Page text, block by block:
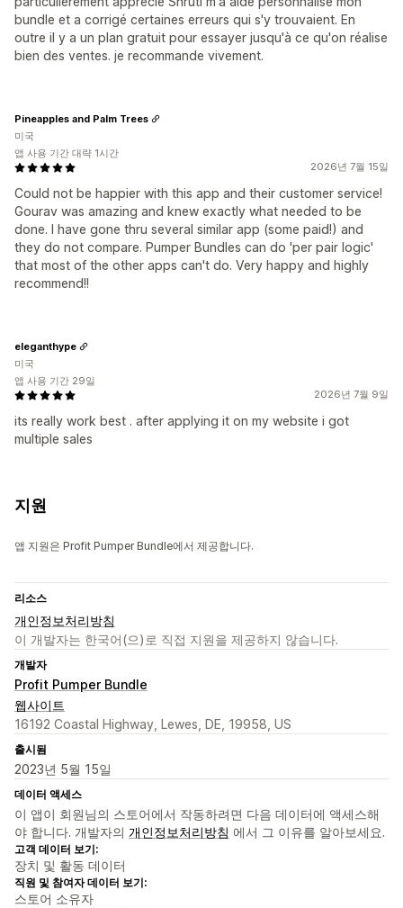
bundle et a corrigé certaines erreurs qui s'y trouvaient. En
outre il y a un plan gratuit pour essayer jusqu'à ce qu'on réalise
bien des ventes. je recommande vivement.
2026년 7월 15일
Could not be happier with this app and their customer service!
Gourav was amazing and knew exactly what needed to be
done. I have gone thru several similar app (some paid!) and
they do not compare. Pumper Bundles can do 'per pair logic'
that most of the other apps can't do. Very happy and highly
recommend!!
Pineapples and Palm Trees
미국
앱 사용 기간 대략 1시간
2026년 7월 9일
its really work best . after applying it on my website i got
multiple sales
eleganthype
미국
앱 사용 기간 29일
지원
앱 지원은 Profit Pumper Bundle에서 제공합니다.
리소스
개인정보처리방침
이 개발자는 한국어(으)로 직접 지원을 제공하지 않습니다.
개발자
Profit Pumper Bundle
웹사이트
16192 Coastal Highway, Lewes, DE, 19958, US
출시됨
2023년 5월 15일
데이터 액세스
이 앱이 회원님의 스토어에서 작동하려면 다음 데이터에 액세스해
야 합니다. 개발자의 개인정보처리방침 에서 그 이유를 알아보세요.
고객 데이터 보기:
장치 및 활동 데이터
직원 및 참여자 데이터 보기:
스토어 소유자